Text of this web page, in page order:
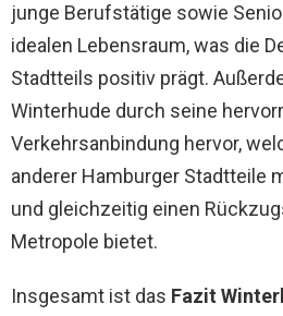
junge Berufstätige sowie
idealen Lebensraum, was die
Stadtteils positiv prägt.
Winterhude durch seine
Verkehrsanbindung hervor,
anderer Hamburger Stadtteile
und gleichzeitig einen
Metropole bietet.
Insgesamt ist das Fazit